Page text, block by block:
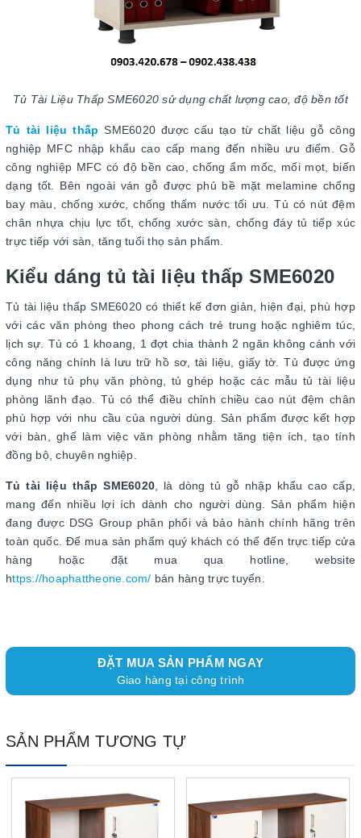
Tủ Tài Liệu Thấp SME6020 sử dụng chất lượng cao, độ bền tốt
Tủ tài liệu thấp SME6020 được cấu tạo từ chất liệu gỗ công
nghiệp MFC nhập khẩu cao cấp mang đến nhiều ưu điểm. Gỗ
công nghiệp MFC có độ bền cao, chống ẩm mốc, mối mọt, biến
dạng tốt. Bên ngoài ván gỗ được phủ bề mặt melamine chống
bay màu, chống xước, chống thấm nước tối ưu. Tủ có nút đệm
chân nhựa chịu lực tốt, chống xước sàn, chống đáy tủ tiếp xúc
trực tiếp với sàn, tăng tuổi thọ sản phẩm.
Kiểu dáng tủ tài liệu thấp SME6020
Tủ tài liệu thấp SME6020 có thiết kế đơn giản, hiện đại, phù hợp
với các văn phòng theo phong cách trẻ trung hoặc nghiêm túc,
lịch sự. Tủ có 1 khoang, 1 đợt chia thành 2 ngăn không cánh với
công năng chính là lưu trữ hồ sơ, tài liệu, giấy tờ. Tủ được ứng
dụng như tủ phụ văn phòng, tủ ghép hoặc các mẫu tủ tài liệu
phòng lãnh đạo. Tủ có thể điều chỉnh chiều cao nút đệm chân
phù hợp với nhu cầu của người dùng. Sản phẩm được kết hợp
với bàn, ghế làm việc văn phòng nhằm tăng tiện ích, tạo tính
đồng bộ, chuyên nghiệp.
Tủ tài liệu thấp SME6020 , là dòng tủ gỗ nhập khẩu cao cấp,
mang đến nhiều lợi ích dành cho người dùng. Sản phẩm hiện
đang được DSG Group phân phối và bảo hành chính hãng trên
toàn quốc. Để mua sản phẩm quý khách có thể đến trực tiếp cửa
hàng hoặc đặt mua qua hotline, website
https://hoaphattheone.com/ bán hàng trực tuyến.
ĐẶT MUA SẢN PHẨM NGAY
Giao hàng tại công trình
SẢN PHẨM TƯƠNG TỰ